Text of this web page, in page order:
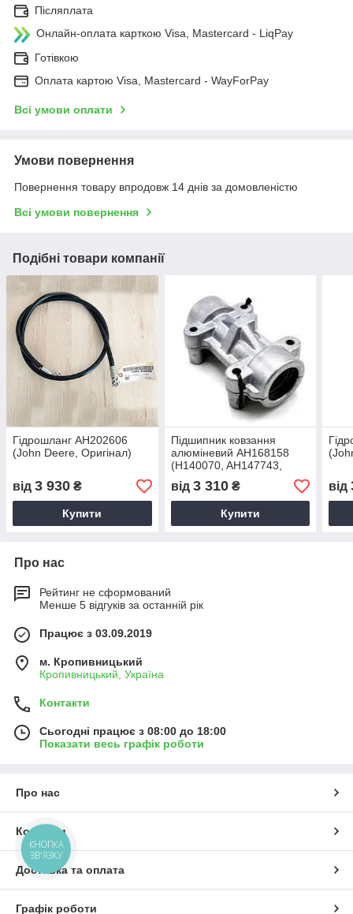
Післяплата
Онлайн-оплата карткою Visa, Mastercard - LiqPay
Готівкою
Оплата картою Visa, Mastercard - WayForPay
Всі умови оплати
Умови повернення
Повернення товару впродовж 14 днів за домовленістю
Всі умови повернення
Подібні товари компанії
Гідрошланг AH202606
(John Deere, Оригінал)
від 3 930 ₴
Купити
Підшипник ковзання
алюміневий AH168158
(H140070, AH147743,
H147747, H147748,
AH136572, AH145263,
H150717) (John Deere,
від 3 310₴
Купити
від
Про нас
Рейтинг не сформований
Менше 5 відгуків за останній рік
Працює з 03.09.2019
м. Кропивницький
Кропивницький, Україна
Контакти
Сьогодні працює з 08:00 до 18:00
Показати весь графік роботи
Про нас
Контакти
Доставка та оплата
Графік роботи
КНОПКА
ЗВ'ЯЗКУ